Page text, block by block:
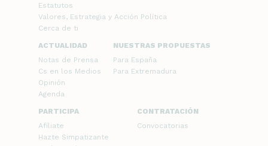
Estatutos
Valores, Estrategia y Acción Política
Cerca de ti
ACTUALIDAD
Notas de Prensa
Cs en los Medios
Opinión
Agenda
NUESTRAS PROPUESTAS
Para España
Para Extremadura
PARTICIPA
Afíliate
Hazte Simpatizante
CONTRATACIÓN
Convocatorias